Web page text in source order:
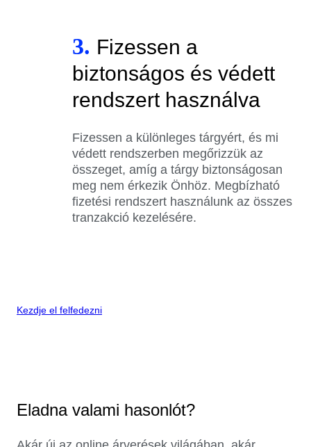
3. Fizessen a
biztonságos és védett
rendszert használva
Fizessen a különleges tárgyért, és mi
védett rendszerben megőrizzük az
összeget, amíg a tárgy biztonságosan
meg nem érkezik Önhöz. Megbízható
fizetési rendszert használunk az összes
tranzakció kezelésére.
Kezdje el felfedezni
Eladna valami hasonlót?